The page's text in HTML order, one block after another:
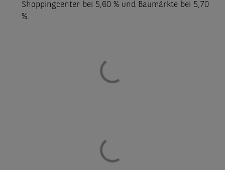
Shoppingcenter bei 5,60 % und Baumärkte bei 5,70
%.